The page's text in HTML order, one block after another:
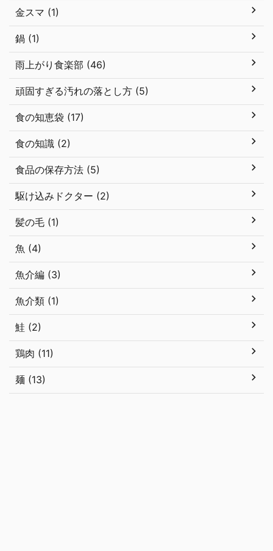
金スマ (1)
鍋 (1)
雨上がり食楽部 (46)
頑固すぎる汚れの落とし方 (5)
食の知恵袋 (17)
食の知識 (2)
食品の保存方法 (5)
駆け込みドクター (2)
髪の毛 (1)
魚 (4)
魚介編 (3)
魚介類 (1)
鮭 (2)
鶏肉 (11)
麺 (13)